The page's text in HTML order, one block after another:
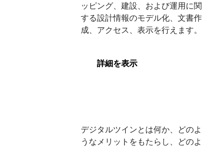
MicroStation
ッピング、建設、および運用に関
する設計情報のモデル化、文書作
成、アクセス、表示を行えます。
詳細を表示
デジタルツインとは何か、どのよ
うなメリットをもたらし、どのよ